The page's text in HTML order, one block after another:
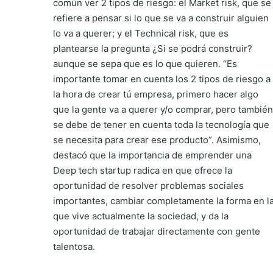
común ver 2 tipos de riesgo: el Market risk, que se
refiere a pensar si lo que se va a construir alguien
lo va a querer; y el Technical risk, que es
plantearse la pregunta ¿Si se podrá construir?
aunque se sepa que es lo que quieren. “Es
importante tomar en cuenta los 2 tipos de riesgo a
la hora de crear tú empresa, primero hacer algo
que la gente va a querer y/o comprar, pero también
se debe de tener en cuenta toda la tecnología que
se necesita para crear ese producto”. Asimismo,
destacó que la importancia de emprender una
Deep tech startup radica en que ofrece la
oportunidad de resolver problemas sociales
importantes, cambiar completamente la forma en
que vive actualmente la sociedad, y da la
oportunidad de trabajar directamente con gente
talentosa.